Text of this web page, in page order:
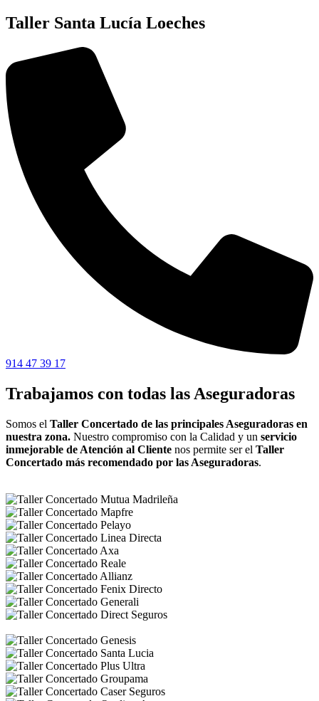
Taller Santa Lucía Loeches
914 47 39 17
Trabajamos con todas las Aseguradoras
Somos el Taller Concertado de las principales Aseguradoras en
nuestra zona. Nuestro compromiso con la Calidad y un servicio
inmejorable de Atención al Cliente nos permite ser el Taller
Concertado más recomendado por las Aseguradoras.